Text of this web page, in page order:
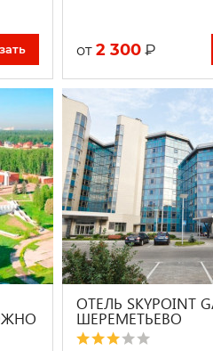
от2 300 ₽
ОТЕЛЬ SKYPOINT
ШЕРЕМЕТЬЕВО